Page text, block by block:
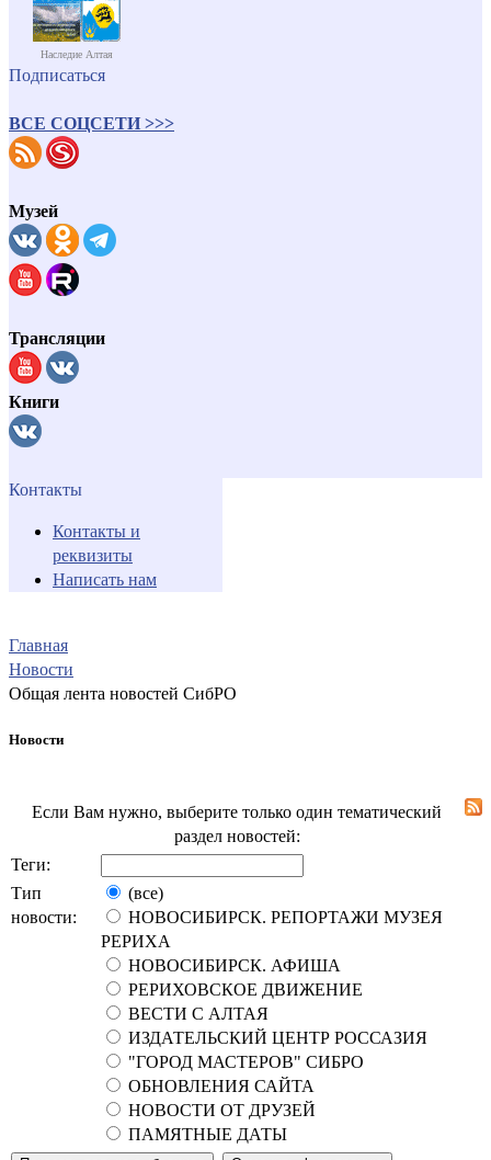
Наследие Алтая
Подписаться
ВСЕ СОЦСЕТИ >>>
Музей
Трансляции
Книги
Контакты
Контакты и
реквизиты
Написать нам
Главная
Новости
Общая лента новостей СибРО
Новости
Если Вам нужно, выберите только один тематический
раздел новостей:
Теги:
Тип
новости:
(все)
НОВОСИБИРСК. РЕПОРТАЖИ МУЗЕЯ
РЕРИХА
НОВОСИБИРСК. АФИША
РЕРИХОВСКОЕ ДВИЖЕНИЕ
ВЕСТИ С АЛТАЯ
ИЗДАТЕЛЬСКИЙ ЦЕНТР РОССАЗИЯ
"ГОРОД МАСТЕРОВ" СИБРО
ОБНОВЛЕНИЯ САЙТА
НОВОСТИ ОТ ДРУЗЕЙ
ПАМЯТНЫЕ ДАТЫ